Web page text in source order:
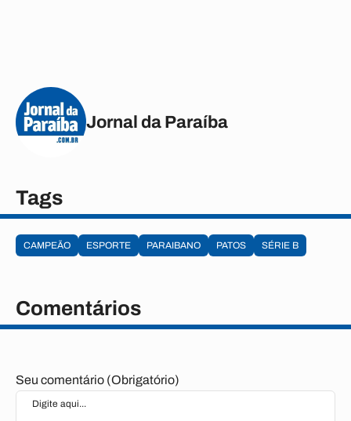
Jornal da Paraíba
Tags
CAMPEÃO ESPORTE PARAIBANO PATOS SÉRIE B
Comentários
Seu comentário (Obrigatório)